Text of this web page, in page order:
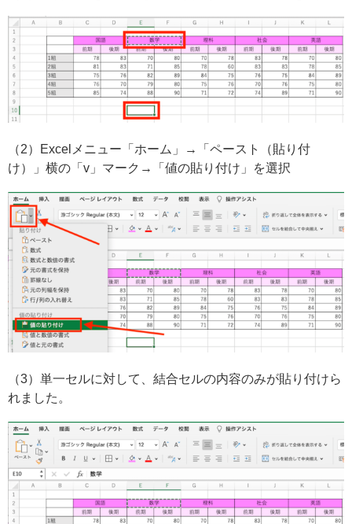
（2）Excelメニュー「ホーム」→「ペースト（貼り付
け）」横の「v」マーク→「値の貼り付け」を選択
（3）単一セルに対して、結合セルの内容のみが貼り付けら
れました。